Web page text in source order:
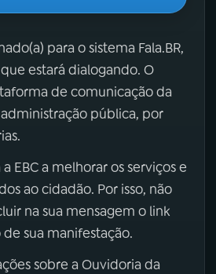
para o sistema Fala.BR,
estará dialogando. O
de comunicação da
pública, por
EBC a melhorar os serviços e
ao cidadão. Por isso, não
na sua mensagem o link
sua manifestação.
sobre a Ouvidoria da